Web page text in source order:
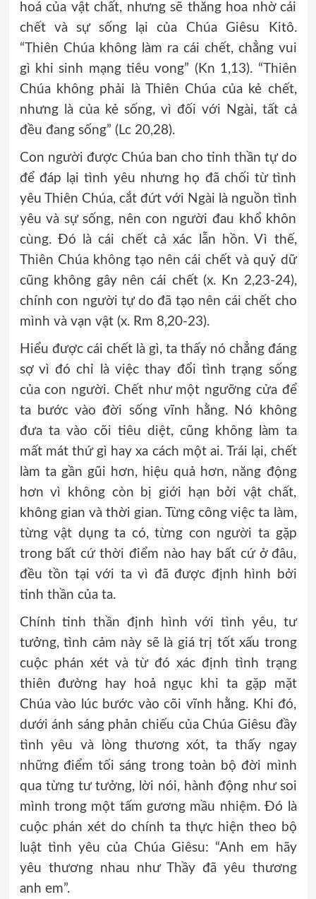
hoá của vật chất, nhưng sẽ thăng hoa nhờ cái
chết và sự sống lại của Chúa Giêsu Kitô.
“Thiên Chúa không làm ra cái chết, chẳng vui
gì khi sinh mạng tiêu vong” (Kn 1,13). “Thiên
Chúa không phải là Thiên Chúa của kẻ chết,
nhưng là của kẻ sống, vì đối với Ngài, tất cả
đều đang sống” (Lc 20,28).
Con người được Chúa ban cho tinh thần tự do
để đáp lại tình yêu nhưng họ đã chối từ tình
yêu Thiên Chúa, cắt đứt với Ngài là nguồn tình
yêu và sự sống, nên con người đau khổ khôn
cùng. Đó là cái chết cả xác lẫn hồn. Vì thế,
Thiên Chúa không tạo nên cái chết và quỷ dữ
cũng không gây nên cái chết (x. Kn 2,23-24),
chính con người tự do đã tạo nên cái chết cho
mình và vạn vật (x. Rm 8,20-23).
Hiểu được cái chết là gì, ta thấy nó chẳng đáng
sợ vì đó chỉ là việc thay đổi tình trạng sống
của con người. Chết như một ngưỡng cửa để
ta bước vào đời sống vĩnh hằng. Nó không
đưa ta vào cõi tiêu diệt, cũng không làm ta
mất mát thứ gì hay xa cách một ai. Trái lại, chết
làm ta gần gũi hơn, hiệu quả hơn, năng động
hơn vì không còn bị giới hạn bởi vật chất,
không gian và thời gian. Từng công việc ta làm,
từng vật dụng ta có, từng con người ta gặp
trong bất cứ thời điểm nào hay bất cứ ở đâu,
đều tồn tại với ta vì đã được định hình bởi
tinh thần của ta.
Chính tinh thần định hình với tình yêu, tư
tưởng, tình cảm này sẽ là giá trị tốt xấu trong
cuộc phán xét và từ đó xác định tình trạng
thiên đường hay hoả ngục khi ta gặp mặt
Chúa vào lúc bước vào cõi vĩnh hằng. Khi đó,
dưới ánh sáng phản chiếu của Chúa Giêsu đầy
tình yêu và lòng thương xót, ta thấy ngay
những điểm tối sáng trong toàn bộ đời mình
qua từng tư tưởng, lời nói, hành động như soi
mình trong một tấm gương mầu nhiệm. Đó là
cuộc phán xét do chính ta thực hiện theo bộ
luật tình yêu của Chúa Giêsu: “Anh em hãy
yêu thương nhau như Thầy đã yêu thương
anh em”.